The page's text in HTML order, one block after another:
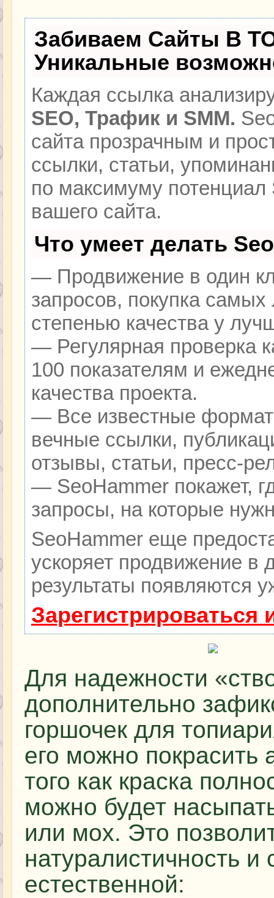
Забиваем Сайты В
Уникальные
Каждая ссылка
SEO, Трафик и SMM.
сайта прозрачным и
ссылки, статьи,
по максимуму
вашего сайта.
Что умеет делать
— Продвижение в один
запросов, покупка
степенью качества у
— Регулярная проверка
100 показателям и
качества проекта.
— Все известные
вечные ссылки,
отзывы, статьи, пресс-
— SeoHammer покажет,
запросы, на которые
SeoHammer еще
ускоряет продвижение в
результаты появляются
Для надежности
дополнительно
горшочек для
его можно покрасить
того как краска
можно будет
или мох. Это
натуралистичность
естественной: